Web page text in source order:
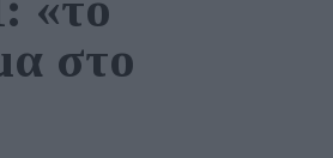
στο